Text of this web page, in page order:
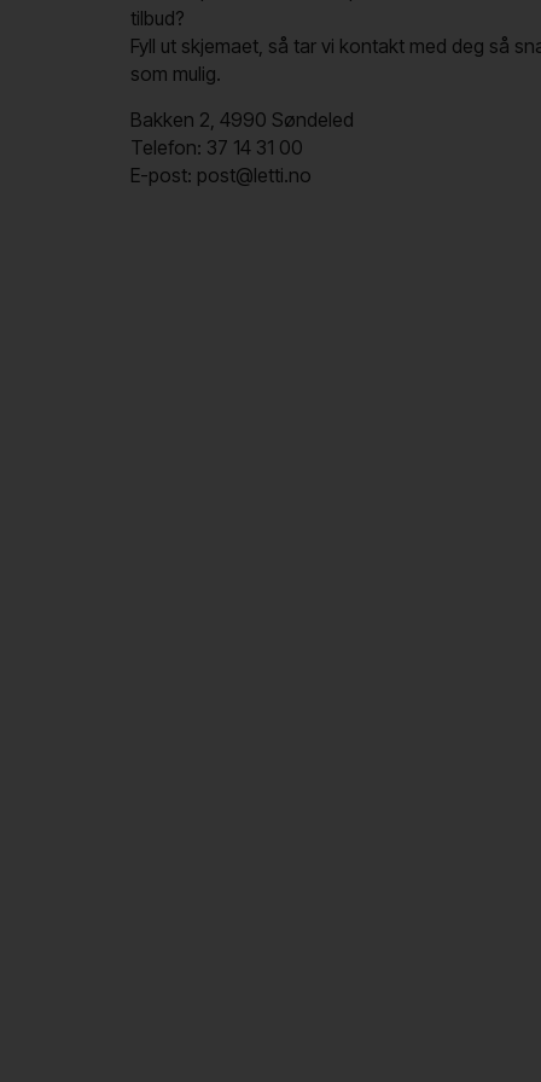
tilbud?
Fyll ut skjemaet, så tar vi kontakt med deg så
som mulig.
Bakken 2, 4990 Søndeled
Telefon: 37 14 31 00
E-post: post@letti.no